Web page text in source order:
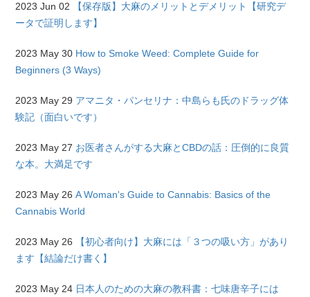
2023 Jun 02
【保存版】大麻のメリットとデメリット【研究デ
ータで証明します】
2023 May 30 How to Smoke Weed: Complete Guide for
Beginners (3 Ways)
2023 May 29 アマニタ・パンセリナ：中島らも氏のドラッグ体
験記（面白いです）
2023 May 27 お医者さんがする大麻とCBDの話：圧倒的に良質
な本。大満足です
2023 May 26 A Woman's Guide to Cannabis: Basics of the
Cannabis World
2023 May 26
【初心者向け】大麻には「３つの吸い方」があり
ます【結論だけ書く】
2023 May 24 日本人のための大麻の教科書：七味唐辛子には